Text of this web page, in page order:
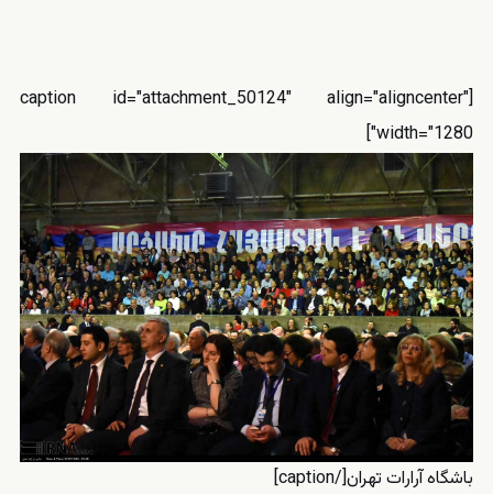
[caption id="attachment_50124" align="aligncenter"
width="1280"]
باشگاه آرارات تهران[/caption]